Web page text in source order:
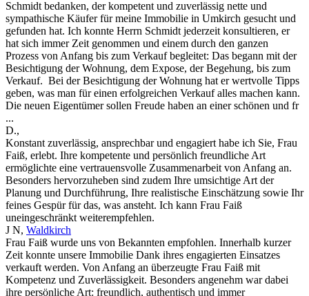
Schmidt bedanken, der kompetent und zuverlässig nette und
sympathische Käufer für meine Immobilie in Umkirch gesucht und
gefunden hat. Ich konnte Herrn Schmidt jederzeit konsultieren, er
hat sich immer Zeit genommen und einem durch den ganzen
Prozess von Anfang bis zum Verkauf begleitet: Das begann mit der
Besichtigung der Wohnung, dem Expose, der Begehung, bis zum
Verkauf. Bei der Besichtigung der Wohnung hat er wertvolle Tipps
geben, was man für einen erfolgreichen Verkauf alles machen kann.
Die neuen Eigentümer sollen Freude haben an einer schönen und fr
...
D.,
Konstant zuverlässig, ansprechbar und engagiert habe ich Sie, Frau
Faiß, erlebt. Ihre kompetente und persönlich freundliche Art
ermöglichte eine vertrauensvolle Zusammenarbeit von Anfang an.
Besonders hervorzuheben sind zudem Ihre umsichtige Art der
Planung und Durchführung, Ihre realistische Einschätzung sowie Ihr
feines Gespür für das, was ansteht. Ich kann Frau Faiß
uneingeschränkt weiterempfehlen.
J N, Waldkirch
Frau Faiß wurde uns von Bekannten empfohlen. Innerhalb kurzer
Zeit konnte unsere Immobilie Dank ihres engagierten Einsatzes
verkauft werden. Von Anfang an überzeugte Frau Faiß mit
Kompetenz und Zuverlässigkeit. Besonders angenehm war dabei
ihre persönliche Art: freundlich, authentisch und immer